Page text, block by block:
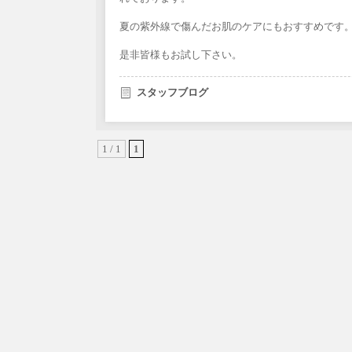
夏の紫外線で傷んだお肌のケアにもおすすめです
是非皆様もお試し下さい。
スタッフブログ
1 / 1 1